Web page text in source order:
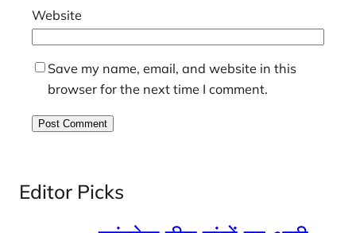
Website
Save my name, email, and website in this
browser for the next time I comment.
Editor Picks